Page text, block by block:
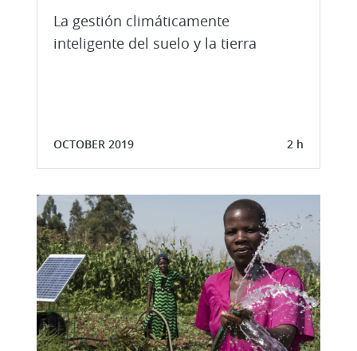
La gestión climáticamente
inteligente del suelo y la tierra
OCTOBER 2019 2 h